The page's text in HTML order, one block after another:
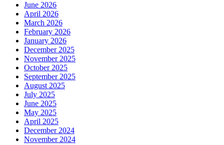
June 2026
April 2026
March 2026
February 2026
January 2026
December 2025
November 2025
October 2025
September 2025
August 2025
July 2025
June 2025
May 2025
April 2025
December 2024
November 2024